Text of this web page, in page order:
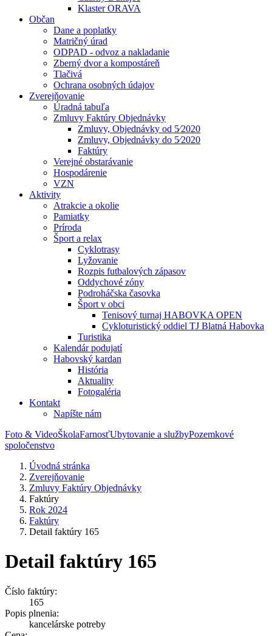
Klaster ORAVA
Občan
Dane a poplatky
Matričný úrad
ODPAD - odvoz a nakladanie
Zberný dvor a kompostáreň
Tlačivá
Ochrana osobných údajov
Zverejňovanie
Úradná tabuľa
Zmluvy Faktúry Objednávky
Zmluvy, Objednávky od 5⁄2020
Zmluvy, Objednávky do 5⁄2020
Faktúry
Verejné obstarávanie
Hospodárenie
VZN
Aktivity
Atrakcie a okolie
Pamiatky
Príroda
Šport a relax
Cyklotrasy
Lyžovanie
Rozpis futbalových zápasov
Oddychové zóny
Podroháčska časovka
Šport v obci
Tenisový turnaj HABOVKA OPEN
Cykloturistický oddiel TJ Blatná Habovka
Turistika
Kalendár podujatí
Habovský kardan
História
Aktuality
Fotogaléria
Kontakt
Napíšte nám
Foto & VideoŠkolaFarnosťUbytovanie a službyPozemkové
spoločenstvo
Úvodná stránka
Zverejňovanie
Zmluvy Faktúry Objednávky
Faktúry
Rok 2024
Faktúry
Detail faktúry 165
Detail faktúry 165
Číslo faktúry:
165
Popis plnenia:
kancelárske potreby